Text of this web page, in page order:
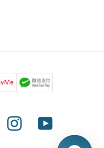
InstagramYouTube